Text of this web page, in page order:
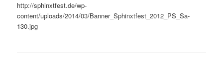
http://sphinxtfest.de/wp-
content/uploads/2014/03/Banner_Sphinxtfest_2012_PS_Sa-
130.jpg